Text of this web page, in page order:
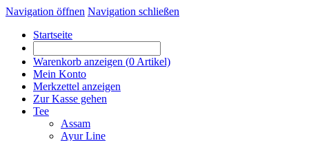
Navigation öffnen Navigation schließen
Startseite
Warenkorb anzeigen (0 Artikel)
Mein Konto
Merkzettel anzeigen
Zur Kasse gehen
Tee
Assam
Ayur Line